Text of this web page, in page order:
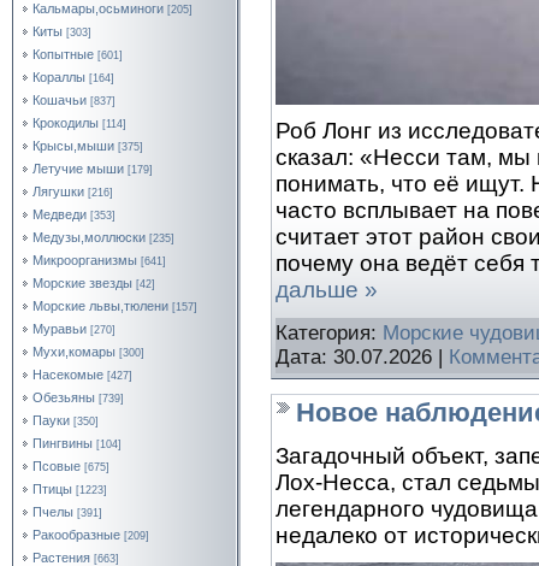
Кальмары,осьминоги [205]
Киты [303]
Копытные [601]
Кораллы [164]
Кошачьи [837]
Крокодилы [114]
Крысы,мыши [375]
Летучие мыши [179]
Лягушки [216]
Медведи [353]
Медузы,моллюски [235]
Микроорганизмы [641]
Морские звезды [42]
Морские львы,тюлени [157]
Муравьи [270]
Мухи,комары [300]
Насекомые [427]
Обезьяны [739]
Пауки [350]
Пингвины [104]
Псовые [675]
Птицы [1223]
Пчелы [391]
Ракообразные [209]
Растения [663]
Роб Лонг из
сказал: «Несси там, мы
понимать, что её ищут.
часто всплывает на
считает этот район
почему она ведёт
дальше »
Категория: Морские
Дата: 30.07.2026
Новое
Загадочный объект,
Лох-Несса, стал
легендарного
недалеко от